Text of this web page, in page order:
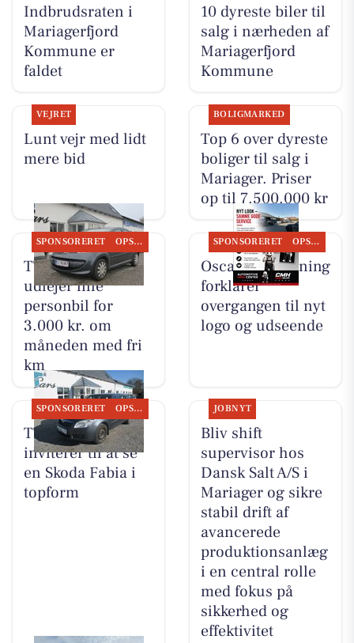
Indbrudsraten i
Mariagerfjord
Kommune er
faldet
10 dyreste biler til
salg i nærheden af
Mariagerfjord
Kommune
VEJRET
Lunt vejr med lidt
mere bid
BOLIGMARKED
Top 6 over dyreste
boliger til salg i
Mariager. Priser
op til 7.500.000 kr
SPONSORERET OPSLAGSTAVLEN
TT CARS ApS
udlejer lille
personbil for
3.000 kr. om
måneden med fri
km
SPONSORERET OPSLAGSTAVLEN
Oscar Biludlejning
forklarer
overgangen til nyt
logo og udseende
SPONSORERET OPSLAGSTAVLEN
TT CARS ApS
inviterer til at se
en Skoda Fabia i
topform
JOBNYT
Bliv shift
supervisor hos
Dansk Salt A/S i
Mariager og sikre
stabil drift af
avancerede
produktionsanlæg
i en central rolle
med fokus på
sikkerhed og
effektivitet